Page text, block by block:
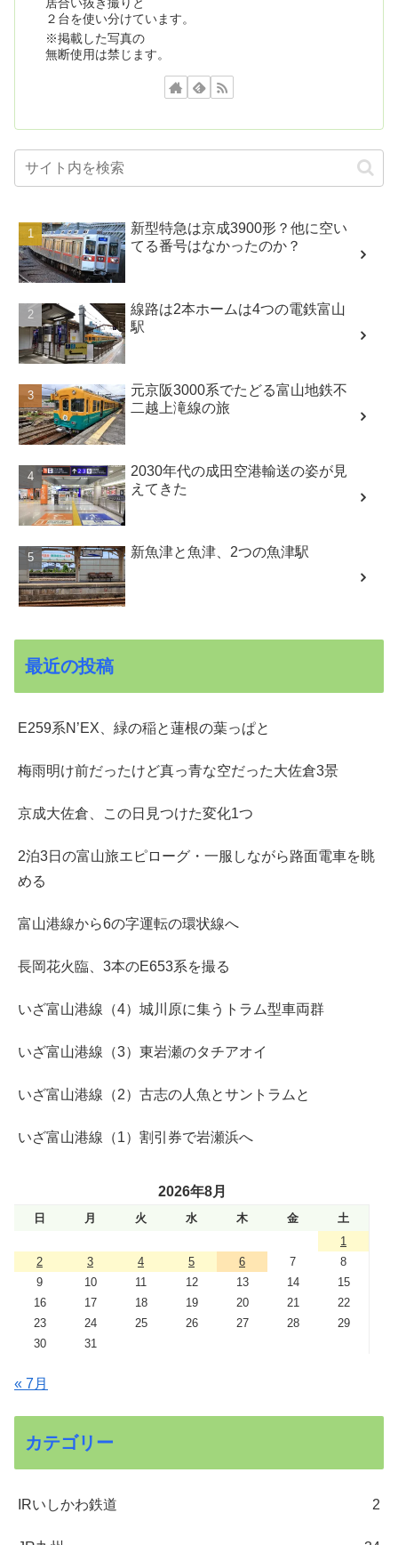
２台を使い分けています。
※掲載した写真の
無断使用は禁じます。
新型特急は京成3900形？他に空い
てる番号はなかったのか？
線路は2本ホームは4つの電鉄富山
駅
元京阪3000系でたどる富山地鉄不
二越上滝線の旅
2030年代の成田空港輸送の姿が見
えてきた
新魚津と魚津、2つの魚津駅
最近の投稿
E259系N’EX、緑の稲と蓮根の葉っぱと
梅雨明け前だったけど真っ青な空だった大佐倉3景
京成大佐倉、この日見つけた変化1つ
2泊3日の富山旅エピローグ・一服しながら路面電車を眺
める
富山港線から6の字運転の環状線へ
長岡花火臨、3本のE653系を撮る
いざ富山港線（4）城川原に集うトラム型車両群
いざ富山港線（3）東岩瀬のタチアオイ
いざ富山港線（2）古志の人魚とサントラムと
いざ富山港線（1）割引券で岩瀬浜へ
2026年8月
日 月 火 水 木 金
土
1
2
3 4 5 6 7
8
9
10 11 12 13 14
15
16
17 18 19 20 21
22
23
24 25 26 27 28
29
30
31
« 7月
カテゴリー
IRいしかわ鉄道 2